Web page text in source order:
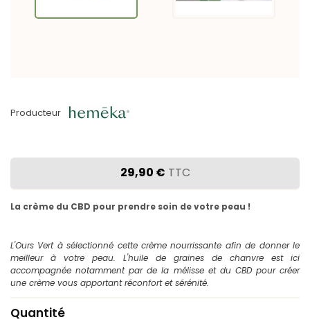
Producteur
29,90 € TTC
La crème du CBD pour prendre soin de votre peau !
L'Ours Vert à sélectionné cette crème nourrissante afin de donner le
meilleur à votre peau. L'huile de graines de chanvre est ici
accompagnée notamment par de la mélisse et du CBD pour créer
une crème vous apportant réconfort et sérénité.
Quantité